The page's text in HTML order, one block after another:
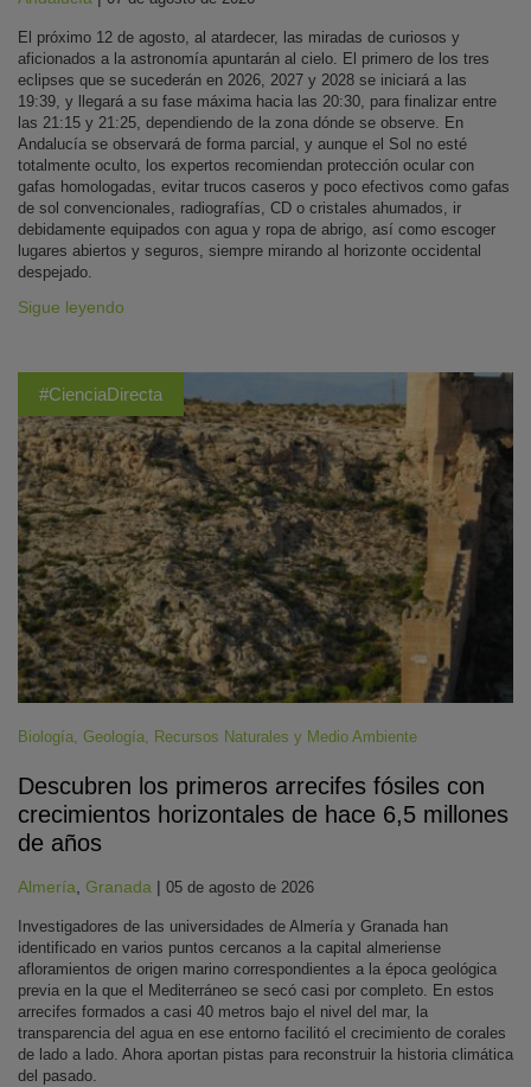
El próximo 12 de agosto, al atardecer, las miradas de curiosos y
aficionados a la astronomía apuntarán al cielo. El primero de los tres
eclipses que se sucederán en 2026, 2027 y 2028 se iniciará a las
19:39, y llegará a su fase máxima hacia las 20:30, para finalizar entre
las 21:15 y 21:25, dependiendo de la zona dónde se observe. En
Andalucía se observará de forma parcial, y aunque el Sol no esté
totalmente oculto, los expertos recomiendan protección ocular con
gafas homologadas, evitar trucos caseros y poco efectivos como gafas
de sol convencionales, radiografías, CD o cristales ahumados, ir
debidamente equipados con agua y ropa de abrigo, así como escoger
lugares abiertos y seguros, siempre mirando al horizonte occidental
despejado.
Sigue leyendo
#CienciaDirecta
Biología, Geología, Recursos Naturales y Medio Ambiente
Descubren los primeros arrecifes fósiles con
crecimientos horizontales de hace 6,5 millones
de años
Almería Granada | 05 de agosto de 2026
Investigadores de las universidades de Almería y Granada han
identificado en varios puntos cercanos a la capital almeriense
afloramientos de origen marino correspondientes a la época geológica
previa en la que el Mediterráneo se secó casi por completo. En estos
arrecifes formados a casi 40 metros bajo el nivel del mar, la
transparencia del agua en ese entorno facilitó el crecimiento de corales
de lado a lado. Ahora aportan pistas para reconstruir la historia climática
del pasado.